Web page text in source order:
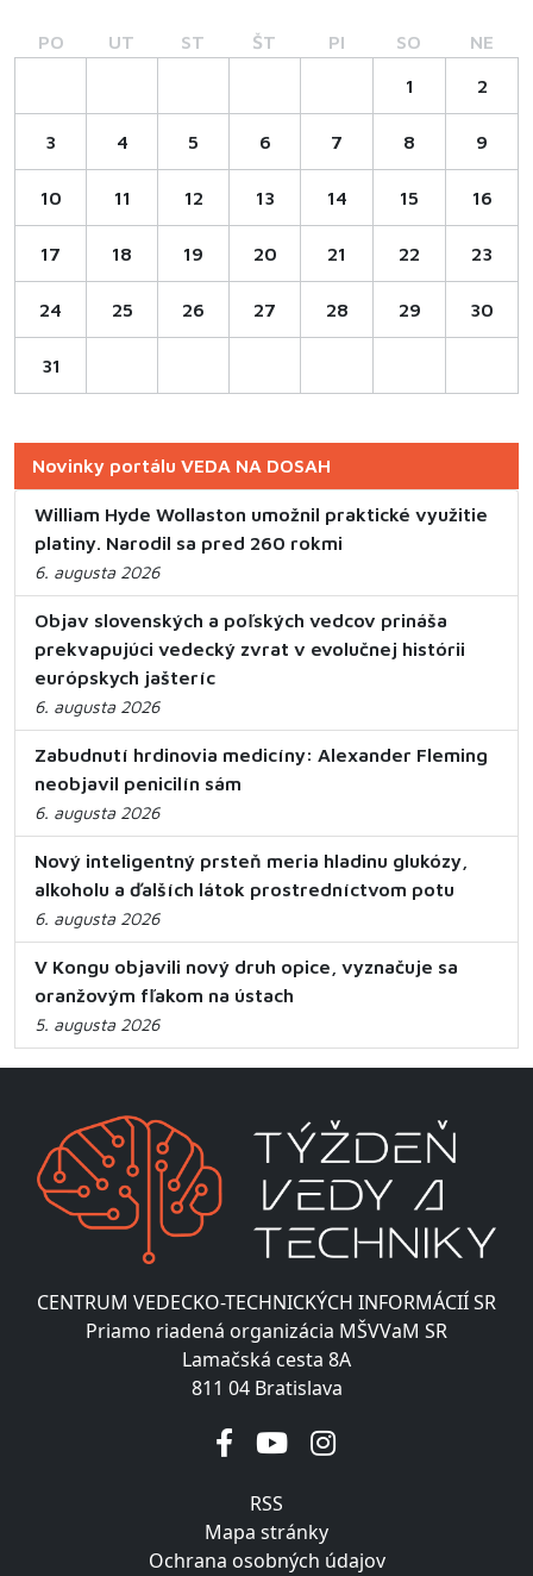
PO UT ST ŠT PI SO NE
1 2
3 4 5 6 7 8 9
10 11 12 13 14 15 16
17 18 19 20 21 22 23
24 25 26 27 28 29 30
31
Novinky portálu VEDA NA DOSAH
William Hyde Wollaston umožnil praktické využitie
platiny. Narodil sa pred 260 rokmi
6. augusta 2026
Objav slovenských a poľských vedcov prináša
prekvapujúci vedecký zvrat v evolučnej histórii
európskych jašteríc
6. augusta 2026
Zabudnutí hrdinovia medicíny: Alexander Fleming
neobjavil penicilín sám
6. augusta 2026
Nový inteligentný prsteň meria hladinu glukózy,
alkoholu a ďalších látok prostredníctvom potu
6. augusta 2026
V Kongu objavili nový druh opice, vyznačuje sa
oranžovým fľakom na ústach
5. augusta 2026
CENTRUM VEDECKO-TECHNICKÝCH INFORMÁCIÍ SR
Priamo riadená organizácia MŠVVaM SR
Lamačská cesta 8A
811 04 Bratislava
RSS
Mapa stránky
Ochrana osobných údajov